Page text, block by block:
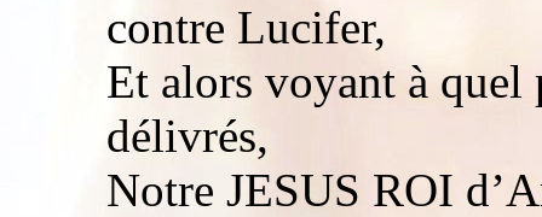
contre Lucifer,
Et alors voyant à quel
délivrés,
Notre JESUS ROI